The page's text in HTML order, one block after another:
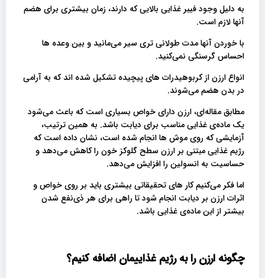
به دلیل وجود فیبر غذایی بالایی که دارند، زمان بیشتری برای هضم
آنها لازم است.
با خوردن آنها مدت طولانی تری سیر می‌مانید و بین وعده ها
احساس گرسنگی نمی‌کنید.
انواع ارزن از کربوهیدرات های پیچیده تشکیل شده اند که به آرامی
در بدن هضم می‌شوند.
مطابق مقاله‌ای، ارزن دارای خواص بسیاری است که باعث می‌شود
یک ماده‌ی غذایی مناسب برای دیابت باشد. به همین ترتیب،
آزمایشی که روی موش ها انجام شده است، نشان داده است که
رژیم غذایی مبتنی بر ارزن سطح گلوکز خون را کاهش می‌دهد و
حساسیت به انسولین را افزایش می‌دهد.
اما فکر می‌کنیم کار های تحقیقاتی بیشتری باید بر روی خواص و
اثرات ارزن بر دیابت انجام شود تا راهی برای هر ذی‌نفع شدن
بیشتر از این ماده‌ی غذایی باشد.
چگونه ارزن را به رژیم غذاییمان اضافه کنیم؟